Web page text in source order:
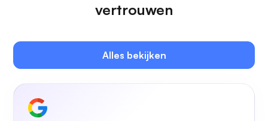
vertrouwen
Alles bekijken